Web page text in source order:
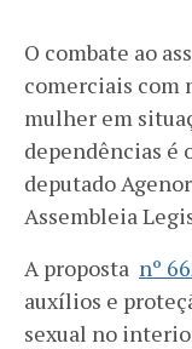
O combate ao
comerciais com
mulher em
dependências é
deputado
Assembleia
A proposta nº
auxílios e
sexual no